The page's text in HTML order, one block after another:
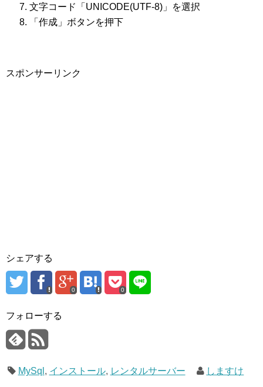
文字コード「UNICODE(UTF-8)」を選択
「作成」ボタンを押下
スポンサーリンク
シェアする
0 0
フォローする
MySql , インストール, レンタルサーバー しますけ